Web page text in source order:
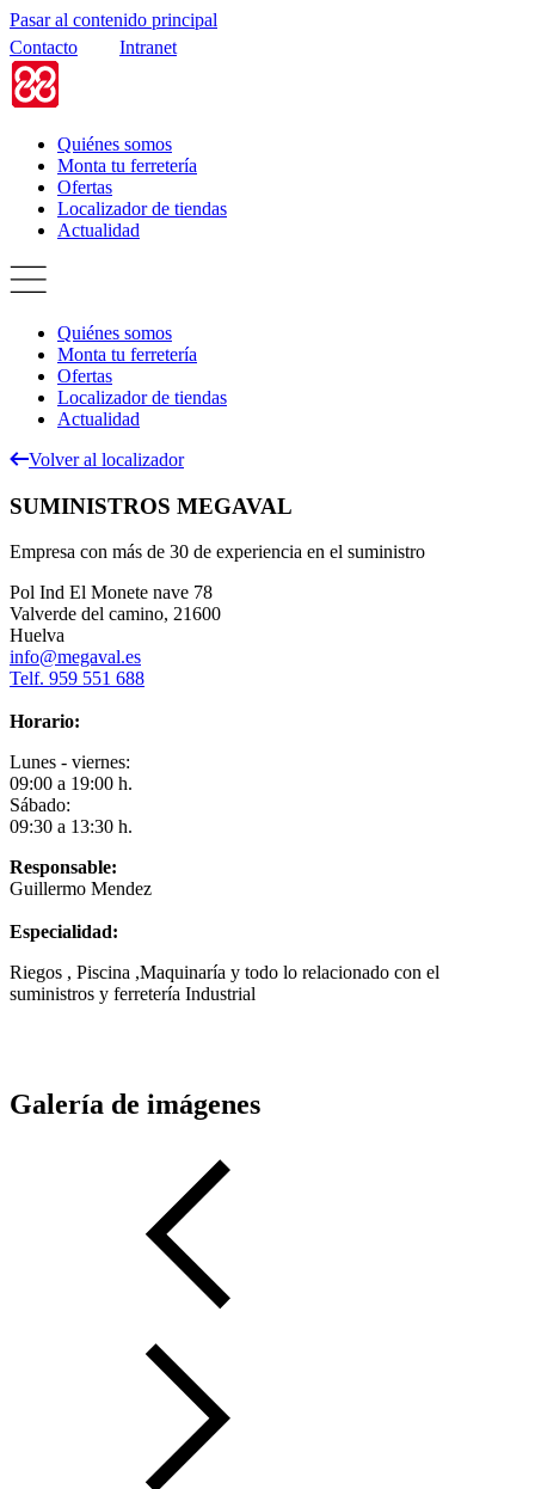
Pasar al contenido principal
Contacto
Intranet
Quiénes somos
Monta tu ferretería
Ofertas
Localizador de tiendas
Actualidad
Quiénes somos
Monta tu ferretería
Ofertas
Localizador de tiendas
Actualidad
Volver al localizador
SUMINISTROS MEGAVAL
Empresa con más de 30 de experiencia en el suministro
Pol Ind El Monete nave 78
Valverde del camino, 21600
Huelva
info@megaval.es
Telf. 959 551 688
Horario:
Lunes - viernes:
09:00 a 19:00 h.
Sábado:
09:30 a 13:30 h.
Responsable:
Guillermo Mendez
Especialidad:
Riegos , Piscina ,Maquinaría y todo lo relacionado con el
suministros y ferretería Industrial
Galería de imágenes